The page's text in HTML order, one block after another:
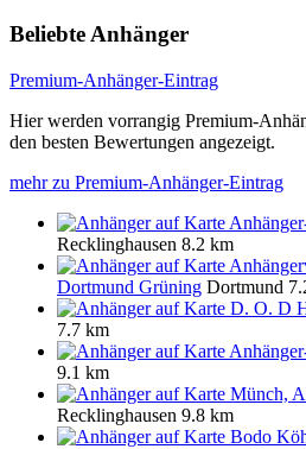
Beliebte Anhänger
Premium-Anhänger-Eintrag
Hier werden vorrangig Premium-
den besten Bewertungen angezeigt.
mehr zu Premium-Anhänger-Eintrag
Recklinghausen 8.2 km
Dortmund Grüning Dortmund
D. O. D
7.7 km
9.1 km
Münch,
Recklinghausen 9.8 km
Bodo